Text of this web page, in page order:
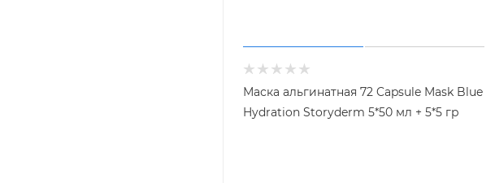
Маска альгинатная 72 Capsule Mask Blue
Hydration Storyderm 5*50 мл + 5*5 гр